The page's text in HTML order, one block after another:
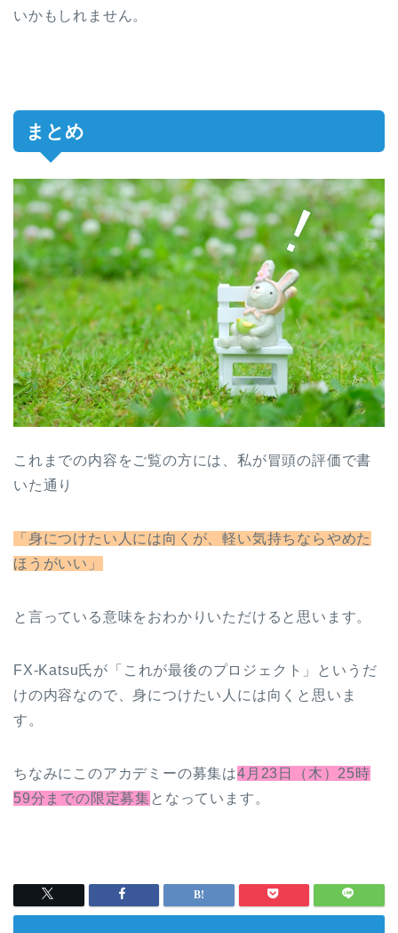
いかもしれません。
まとめ
これまでの内容をご覧の方には、私が冒頭の評価で書
いた通り
「身につけたい人には向くが、軽い気持ちならやめた
ほうがいい」
と言っている意味をおわかりいただけると思います。
FX-Katsu氏が「これが最後のプロジェクト」というだ
けの内容なので、身につけたい人には向くと思いま
す。
ちなみにこのアカデミーの募集は4月23日（木）25時
59分までの限定募集 となっています。